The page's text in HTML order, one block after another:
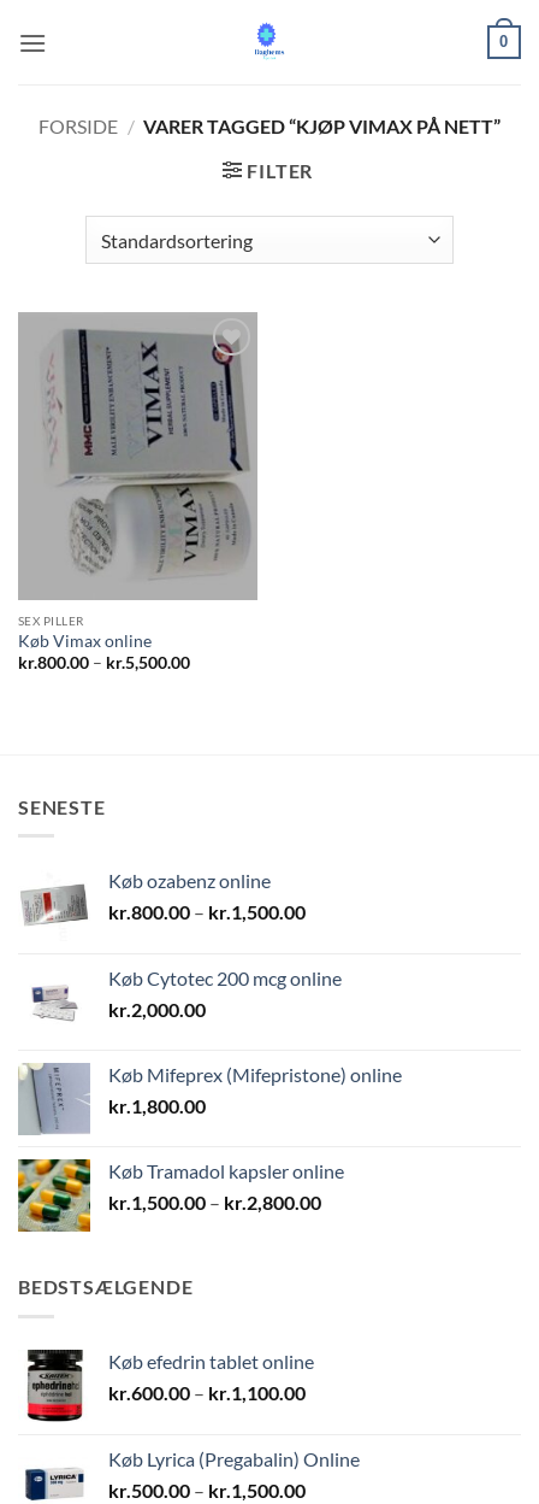
0
FORSIDE / VARER TAGGED “KJØP VIMAX PÅ NETT”
FILTER
Add to
wishlist
SEX PILLER
Køb Vimax online
kr.800.00 – kr.5,500.00Prisinterval:
SENESTE
Køb ozabenz online
kr.800.00 – kr.1,500.00Prisinterval:
kr.1,500.00
Køb Cytotec 200 mcg online
kr.2,000.00
Køb Mifeprex (Mifepristone) online
kr.1,800.00
Køb Tramadol kapsler online
kr.1,500.00 – kr.2,800.00Prisinterval:
BEDSTSÆLGENDE
Køb efedrin tablet online
kr.600.00 – kr.1,100.00Prisinterval:
kr.1,100.00
Køb Lyrica (Pregabalin) Online
kr.500.00 – kr.1,500.00Prisinterval: